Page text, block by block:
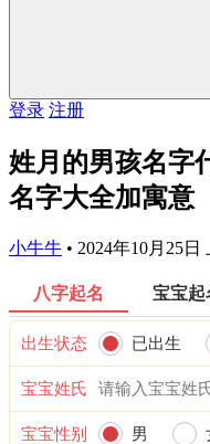
登录 注册
姓月的男孩名字
名字大全加寓意
小牛牛 • 2024年10月25日
八字起名 宝宝起
出生状态 已出生
宝宝姓氏
宝宝性别 男